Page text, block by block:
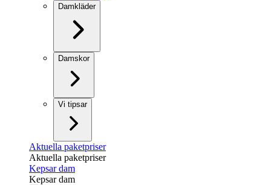
Damkläder
Damskor
Vi tipsar
Aktuella paketpriser
Aktuella paketpriser
Kepsar dam
Kepsar dam